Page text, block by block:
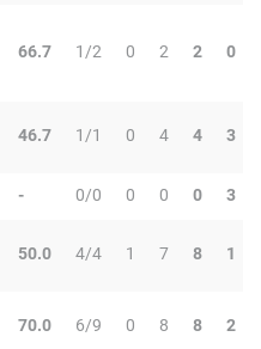
66.7 1/2 0 2 2 0
46.7 1/1 0 4 4 3
- 0/0 0 0 0 3
50.0 4/4 1 7 8 1
70.0 6/9 0 8 8 2